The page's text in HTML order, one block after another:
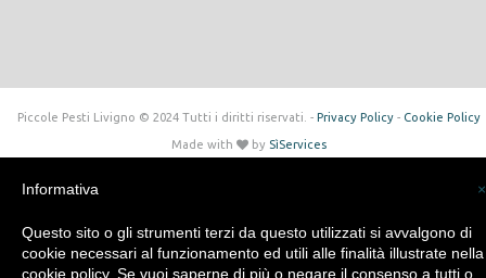
Piccole Pesti Livigno © 2024 Tutti i diritti riservati. - Privacy Policy- Cookie Policy
Made with by SìServices
×
Informativa
Questo sito o gli strumenti terzi da questo utilizzati si avvalgono di
cookie necessari al funzionamento ed utili alle finalità illustrate nella
cookie policy. Se vuoi saperne di più o negare il consenso a tutti o